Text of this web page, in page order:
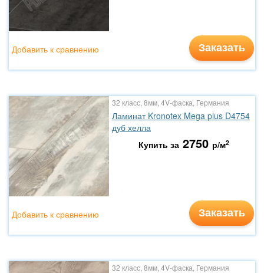
Заказать
Добавить к сравнению
32 класс, 8мм, 4V-фаска, Германия
Ламинат Kronotex Mega plus D4754
дуб хелла
Купить за 2750 р/м2
Заказать
Добавить к сравнению
32 класс, 8мм, 4V-фаска, Германия